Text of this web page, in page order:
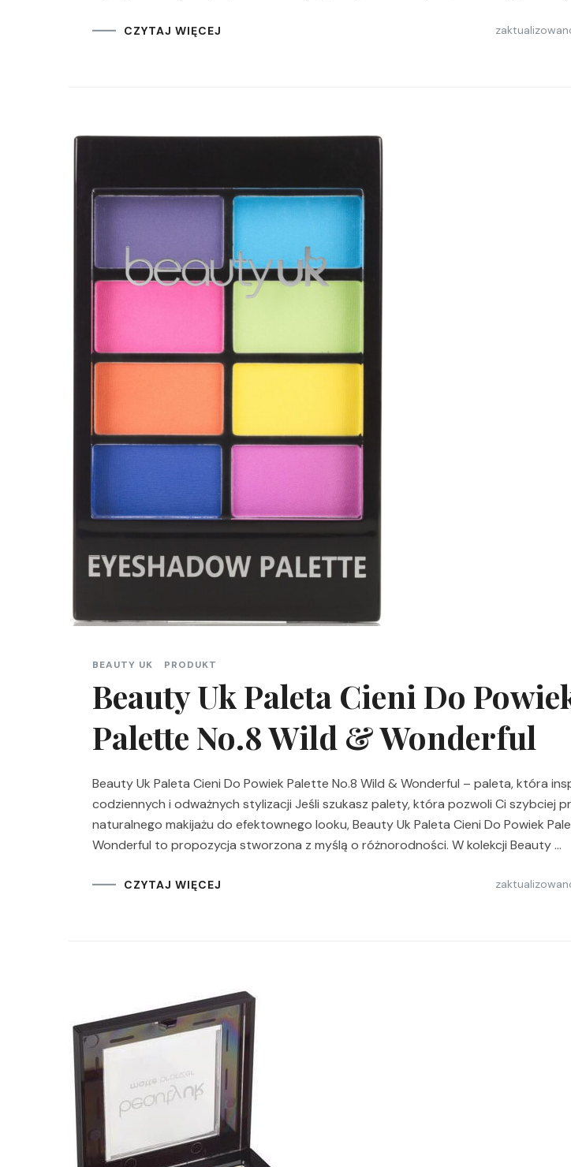
CZYTAJ WIĘCEJ
BEAUTY UK PRODUKT
Beauty Uk Paleta Cieni Do
Palette No.8 Wild & Wonderful
Beauty Uk Paleta Cieni Do Powiek Palette No.8 Wild & Wonderful – paleta, która
codziennych i odważnych stylizacji Jeśli szukasz palety, która pozwoli Ci szybciej
naturalnego makijażu do efektownego looku, Beauty Uk Paleta Cieni Do Powiek
Wonderful to propozycja stworzona z myślą o różnorodności. W kolekcji Beauty …
CZYTAJ WIĘCEJ